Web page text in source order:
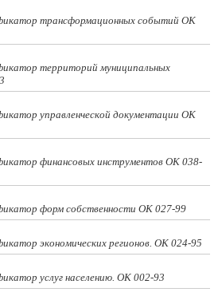
трансформационных событий ОК
территорий муниципальных
управленческой документации ОК
финансовых инструментов OK 038-
форм собственности ОК 027-99
экономических регионов. ОК 024-95
услуг населению. ОК 002-93